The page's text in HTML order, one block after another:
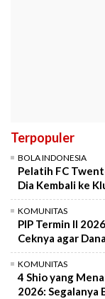
Terpopuler
BOLA INDONESIA
Pelatih FC
Dia Kembali ke
KOMUNITAS
PIP Termin II
Ceknya agar
KOMUNITAS
4 Shio yang
2026: Segalanya